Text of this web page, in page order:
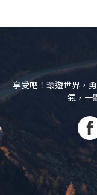
享受吧！環遊世界，
氣，一